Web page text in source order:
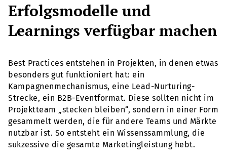
Erfolgsmodelle und
Learnings verfügbar machen
Best Practices entstehen in Projekten, in denen etwas
besonders gut funktioniert hat: ein
Kampagnenmechanismus, eine Lead-Nurturing-
Strecke, ein B2B-Eventformat. Diese sollten nicht im
Projektteam „stecken bleiben“, sondern in einer Form
gesammelt werden, die für andere Teams und Märkte
nutzbar ist. So entsteht ein Wissenssammlung, die
sukzessive die gesamte Marketingleistung hebt.